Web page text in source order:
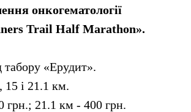
онкогематології
Trail Half Marathon».
табору «Ерудит».
15 і 21.1 км.
грн.; 21.1 км - 400 грн.